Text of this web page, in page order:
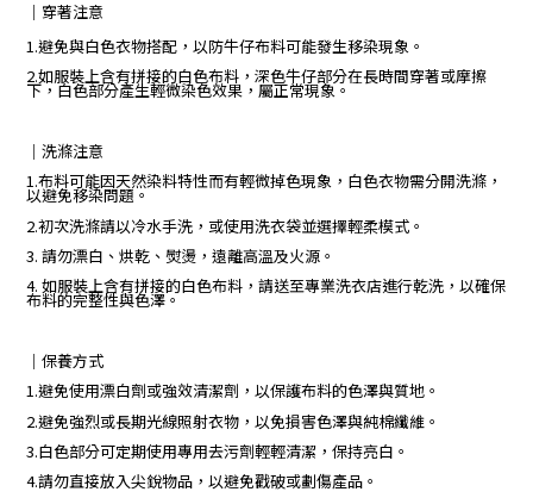
｜穿著注意
1.避免與白色衣物搭配，以防牛仔布料可能發生移染現象。
2.如服裝上含有拼接的白色布料，深色牛仔部分在長時間穿著或摩擦
下，白色部分產生輕微染色效果，屬正常現象。
｜洗滌注意
1.布料可能因天然染料特性而有輕微掉色現象，白色衣物需分開洗滌，
以避免移染問題。
2.初次洗滌請以冷水手洗，或使用洗衣袋並選擇輕柔模式。
3. 請勿漂白、烘乾、熨燙，遠離高溫及火源。
4. 如服裝上含有拼接的白色布料，請送至專業洗衣店進行乾洗，以確保
布料的完整性與色澤。
｜保養方式
1.避免使用漂白劑或強效清潔劑，以保護布料的色澤與質地。
2.避免強烈或長期光線照射衣物，以免損害色澤與純棉纖維。
3.白色部分可定期使用專用去污劑輕輕清潔，保持亮白。
4.請勿直接放入尖銳物品，以避免戳破或劃傷產品。